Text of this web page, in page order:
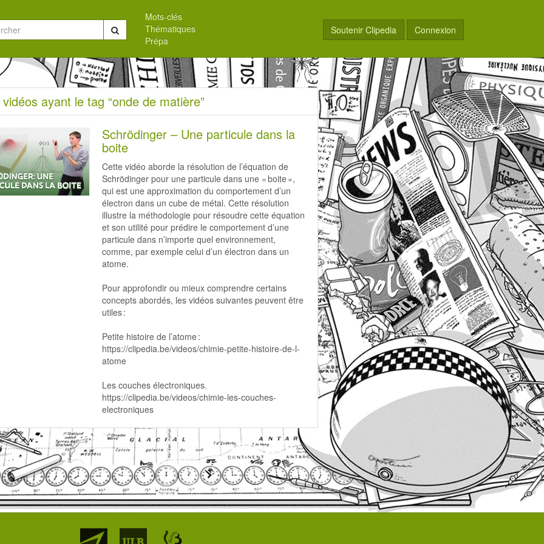
Chercher
Mots-clés
Thématiques
Prépa
Soutenir Clipedia Connexion
vidéos ayant le tag “onde de matière”
Schrödinger – Une particule dans la
boite
Cette vidéo aborde la résolution de l’équation de
Schrödinger pour une particule dans une « boite »,
qui est une approximation du comportement d’un
électron dans un cube de métal. Cette résolution
illustre la méthodologie pour résoudre cette équation
et son utilité pour prédire le comportement d’une
particule dans n’importe quel environnement,
comme, par exemple celui d’un électron dans un
atome.
Pour approfondir ou mieux comprendre certains
concepts abordés, les vidéos suivantes peuvent être
utiles :
Petite histoire de l’atome :
https://clipedia.be/videos/chimie-petite-histoire-de-l-
atome
Les couches électroniques.
https://clipedia.be/videos/chimie-les-couches-
electroniques
Partenaires